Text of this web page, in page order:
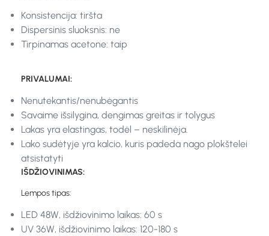
Konsistencija: tiršta
Dispersinis sluoksnis: ne
Tirpinamas acetone: taip
PRIVALUMAI:
Nenutekantis/nenubėgantis
Savaime išsilygina, dengimas greitas ir tolygus
Lakas yra elastingas, todėl – neskilinėja.
Lako sudėtyje yra kalcio, kuris padeda nago plokštelei
atsistatyti
IŠDŽIOVINIMAS:
Lempos tipas:
LED 48W, išdžiovinimo laikas: 60 s
UV 36W, išdžiovinimo laikas: 120-180 s